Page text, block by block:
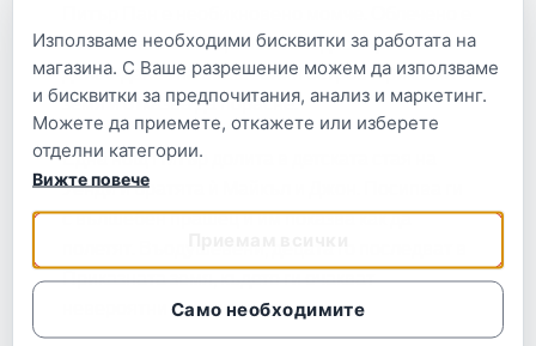
в изсъхнали листа, живее заедно с феите
далеч-далеч на вълшебния остров Приказна
земя и отказва да порасне.
Една нощ Питър долита в детската стая на
Уенди и братята ѝ Майкъл и Джон. Посипва ги
с вълшебен прашец и им показва как да
Приказната земя, където ги очакват
невероятни приключения.
Използваме необходими бисквитки за работата на
магазина. С Ваше разрешение можем да използваме
и бисквитки за предпочитания, анализ и маркетинг.
Можете да приемете, откажете или изберете
отделни категории.
Само необходимите
Вижте повече